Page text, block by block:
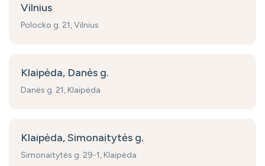
Vilnius
Polocko g. 21, Vilnius
Klaipėda, Danės g.
Danės g. 21, Klaipėda
Klaipėda, Simonaitytės g.
Simonaitytės g. 29-1, Klaipėda